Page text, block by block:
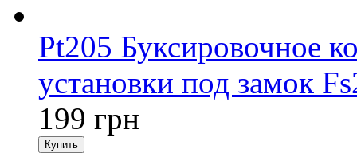
Pt205 Буксировочное
установки под замок
199 грн